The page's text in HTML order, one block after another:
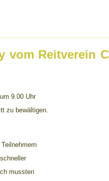
vom Reitverein
9.00 Uhr
zu bewältigen.
mussten